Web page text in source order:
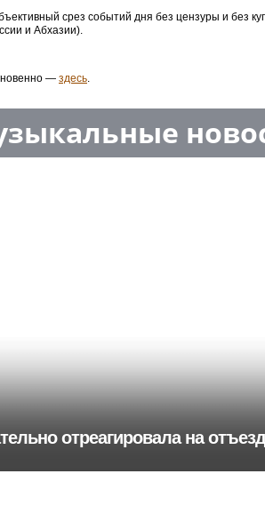
срез событий дня без цензуры и без
и Абхазии).
— здесь.
отреагировала на